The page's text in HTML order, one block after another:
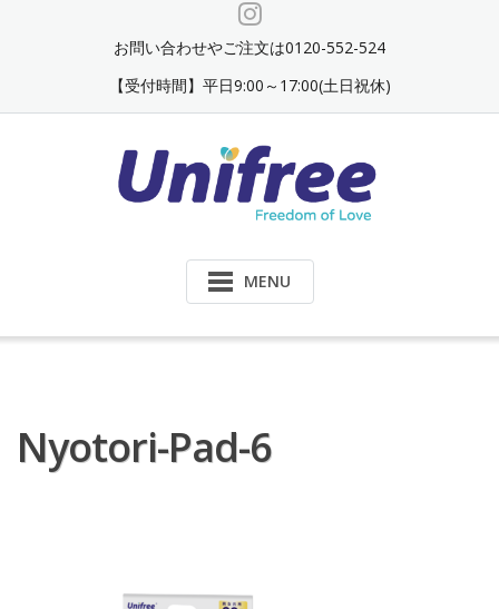
お問い合わせやご注文は0120-552-524
【受付時間】平日9:00～17:00(土日祝休)
MENU
Nyotori-Pad-6